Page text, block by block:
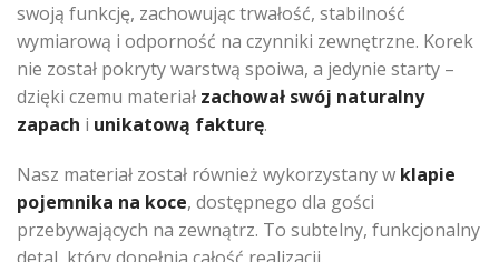
swoją funkcję, zachowując trwałość, stabilność
wymiarową i odporność na czynniki zewnętrzne. Korek
nie został pokryty warstwą spoiwa, a jedynie starty –
dzięki czemu materiał zachował swój naturalny
zapach i unikatową fakturę.
Nasz materiał został również wykorzystany w klapie
pojemnika na koce, dostępnego dla gości
przebywających na zewnątrz. To subtelny, funkcjonalny